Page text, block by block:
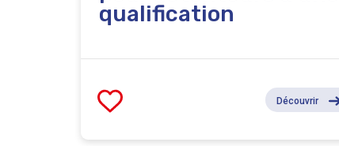
qualification
Découvrir